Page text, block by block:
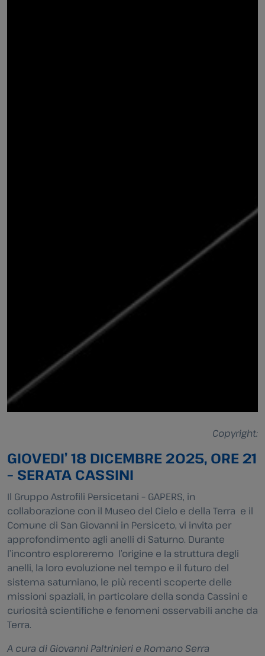
Copyright:
GIOVEDI’ 18 DICEMBRE 2025, ORE 21
– SERATA CASSINI
Il Gruppo Astrofili Persicetani – GAPERS, in
collaborazione con il Museo del Cielo e della Terra e il
Comune di San Giovanni in Persiceto, vi invita per
approfondimento agli anelli di Saturno. Durante
l’incontro esploreremo l’origine e la struttura degli
anelli, la loro evoluzione nel tempo e il futuro del
sistema saturniano, le più recenti scoperte delle
missioni spaziali, in particolare della sonda Cassini e
curiosità scientifiche e fenomeni osservabili anche da
Terra.
A cura di Giovanni Paltrinieri e Romano Serra